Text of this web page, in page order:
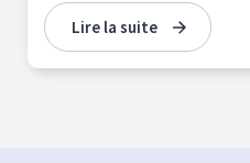
Lire la suite